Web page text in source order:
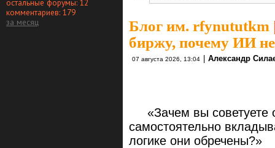
остальные форумы: 12
комментариев: 179
за месяц
Блог им. rfynututkm
биржу, почему ИИ не
07 августа 2026, 13:04 Александр
«Зачем вы советуете
самостоятельно
логике они обречены?»